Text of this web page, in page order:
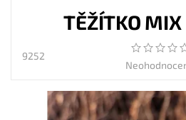
TĚŽÍTKO MIX
9252